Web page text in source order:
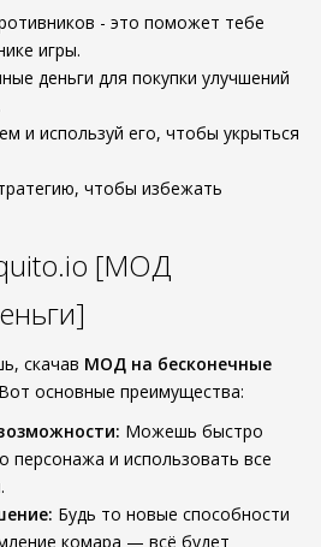
- это поможет тебе
игры.
деньги для покупки улучшений
и используй его, чтобы укрыться
чтобы избежать
[МОД
скачав МОД на бесконечные
основные преимущества:
Можешь быстро
персонажа и использовать все
Будь то новые способности
комара — всё будет